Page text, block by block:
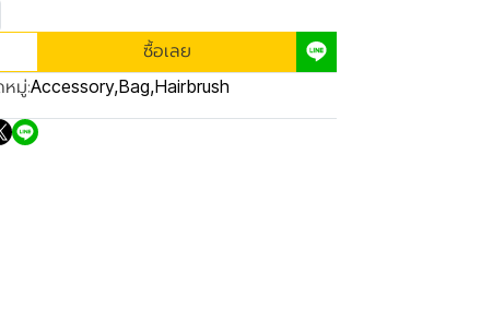
ซื้อเลย
มู่:Accessory,Bag,Hairbrush